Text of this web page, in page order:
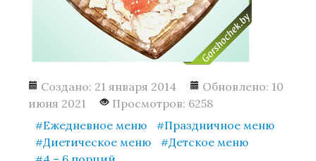
Создано: 21 января 2014
Обновлено: 10
июня 2021
Просмотров: 6258
Ежедневное меню
Праздничное меню
Диетическое меню
Детское меню